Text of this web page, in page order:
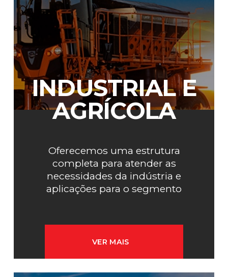
VER MAIS
INDUSTRIAL E
AGRÍCOLA
Oferecemos uma estrutura
completa para atender as
necessidades da indústria e
aplicações para o segmento